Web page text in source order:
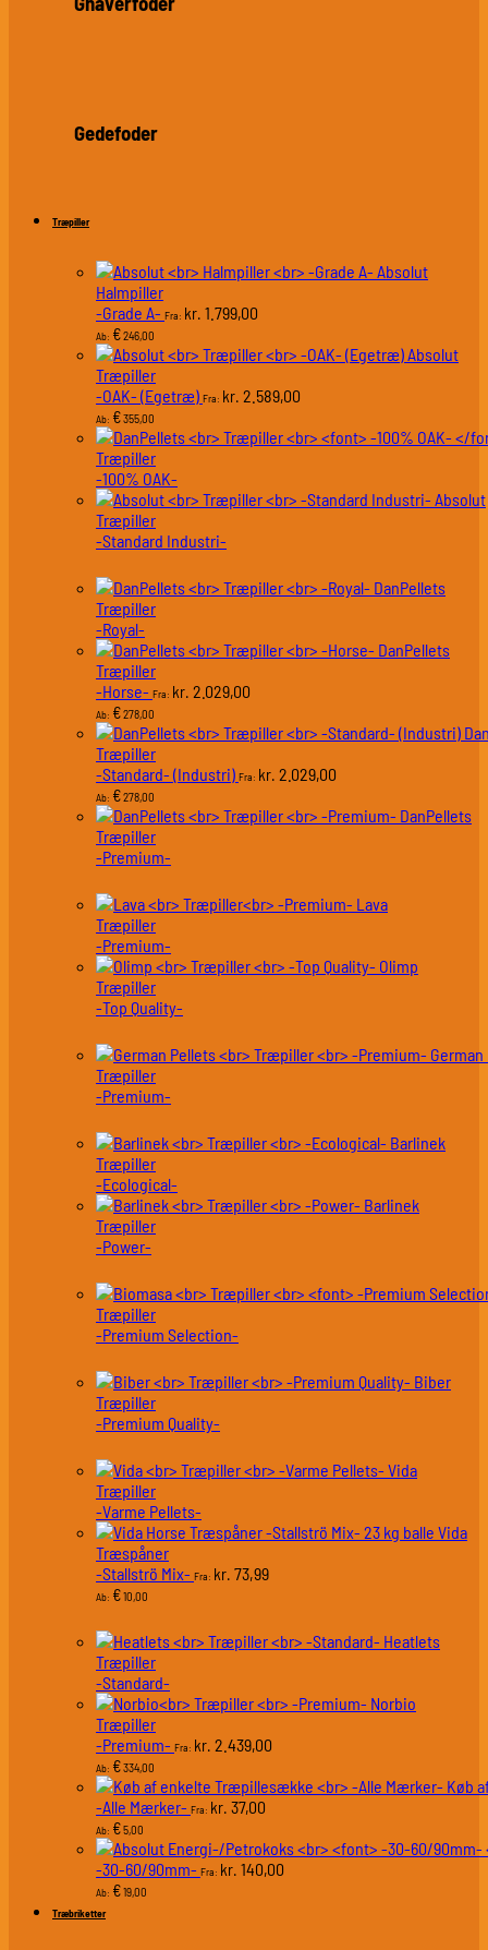
Gedefoder
Træpiller
Absolut
Halmpiller
-Grade A- Fra: kr. 1.799,00
Ab: €246,00
Absolut
Træpiller
-OAK- (Egetræ) Fra: kr. 2.589,00
Ab: €355,00
Træpiller
-100% OAK-
Absolut
Træpiller
-Standard Industri-
DanPellets
Træpiller
-Royal-
DanPellets
Træpiller
-Horse- Fra: kr. 2.029,00
Ab: €278,00
Træpiller
-Standard- (Industri) Fra: kr. 2.029,00
Ab: €278,00
DanPellets
Træpiller
-Premium-
Lava
Træpiller
-Premium-
Olimp
Træpiller
-Top Quality-
Træpiller
-Premium-
Barlinek
Træpiller
-Ecological-
Barlinek
Træpiller
-Power-
Træpiller
-Premium Selection-
Biber
Træpiller
-Premium Quality-
Vida
Træpiller
-Varme Pellets-
Vida
Træspåner
-Stallströ Mix- Fra: kr. 73,99
Ab: €10,00
Heatlets
Træpiller
-Standard-
Norbio
Træpiller
-Premium- Fra: kr. 2.439,00
Ab: €334,00
Køb
-Alle Mærker- Fra: kr. 37,00
Ab: €5,00
-30-60/90mm- Fra: kr. 140,00
Ab: €19,00
Træbriketter